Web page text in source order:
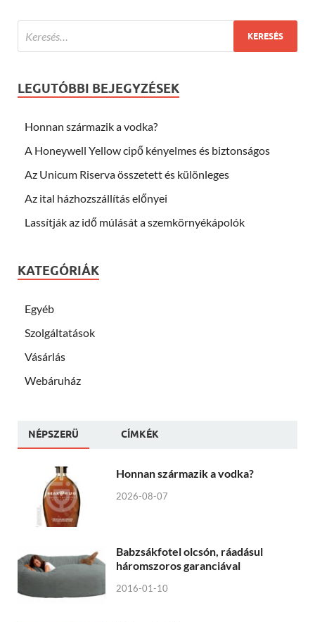
LEGUTÓBBI BEJEGYZÉSEK
Honnan származik a vodka?
A Honeywell Yellow cipő kényelmes és biztonságos
Az Unicum Riserva összetett és különleges
Az ital házhozszállítás előnyei
Lassítják az idő múlását a szemkörnyékápolók
KATEGÓRIÁK
Egyéb
Szolgáltatások
Vásárlás
Webáruház
NÉPSZERÜ CÍMKÉK
Honnan származik a vodka?
2026-08-07
Babzsákfotel olcsón, ráadásul
háromszoros garanciával
2016-01-10